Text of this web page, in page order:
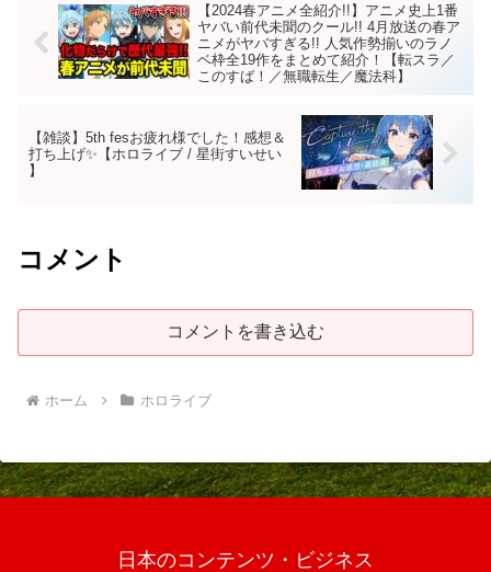
【2024春アニメ全紹介!!】アニメ史上1番
ヤバい前代未聞のクール!! 4月放送の春ア
ニメがヤバすぎる!! 人気作勢揃いのラノ
ベ枠全19作をまとめて紹介！【転スラ／
このすば！／無職転生／魔法科】
【雑談】5th fesお疲れ様でした！感想＆
打ち上げ✨【ホロライブ / 星街すいせい
】
コメント
コメントを書き込む
ホーム ホロライブ
日本のコンテンツ・ビジネス